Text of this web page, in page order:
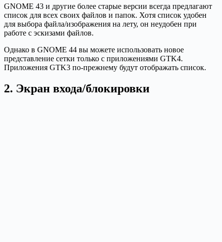
GNOME 43 и другие более старые версии всегда предлагают
список для всех своих файлов и папок. Хотя список удобен
для выбора файла/изображения на лету, он неудобен при
работе с эскизами файлов.
Однако в GNOME 44 вы можете использовать новое
представление сетки только с приложениями GTK4.
Приложения GTK3 по-прежнему будут отображать список.
2. Экран входа/блокировки